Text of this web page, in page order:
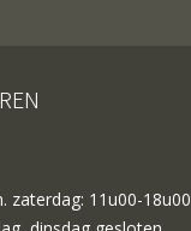
zaterdag: 11u00-18u00